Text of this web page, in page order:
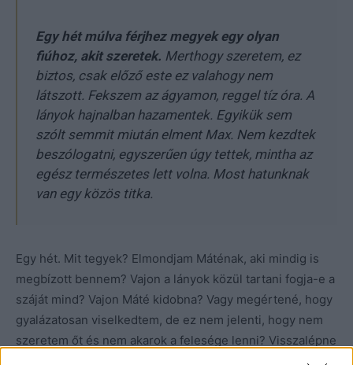
Egy hét múlva férjhez megyek egy olyan
fiúhoz, akit szeretek. Merthogy szeretem, ez
biztos, csak előző este ez valahogy nem
látszott. Fekszem az ágyamon, reggel tíz óra. A
lányok hajnalban hazamentek. Egyikük sem
szólt semmit miután elment Max. Nem kezdtek
beszólogatni, egyszerűen úgy tettek, mintha az
egész természetes lett volna. Most hatunknak
van egy közös titka.
Egy hét. Mit tegyek? Elmondjam Máténak, aki mindig is
megbízott bennem? Vajon a lányok közül tartani fogja-e a
száját mind? Vajon Máté kidobna? Vagy megértené, hogy
gyalázatosan viselkedtem, de ez nem jelenti, hogy nem
szeretem őt és nem akarok a felesége lenni? Visszalépne